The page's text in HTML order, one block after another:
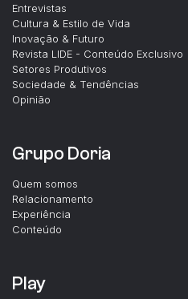
Entrevistas
Cultura & Estilo de Vida
Inovação & Futuro
Revista LIDE - Conteúdo Exclusivo
Setores Produtivos
Sociedade & Tendências
Opinião
Grupo Doria
Quem somos
Relacionamento
Experiência
Conteúdo
Play